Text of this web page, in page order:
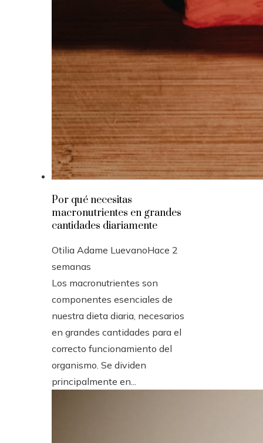
Por qué necesitas
macronutrientes en grandes
cantidades diariamente
Otilia Adame LuevanoHace 2
semanas
Los macronutrientes son
componentes esenciales de
nuestra dieta diaria, necesarios
en grandes cantidades para el
correcto funcionamiento del
organismo. Se dividen
principalmente en...